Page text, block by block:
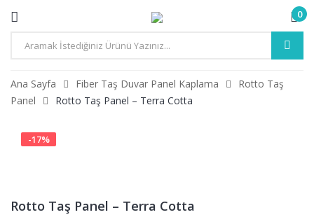
0
Ana Sayfa Fiber Taş Duvar Panel Kaplama
Rotto Taş
Panel
Rotto Taş Panel – Terra Cotta
-17%
Rotto Taş Panel – Terra Cotta